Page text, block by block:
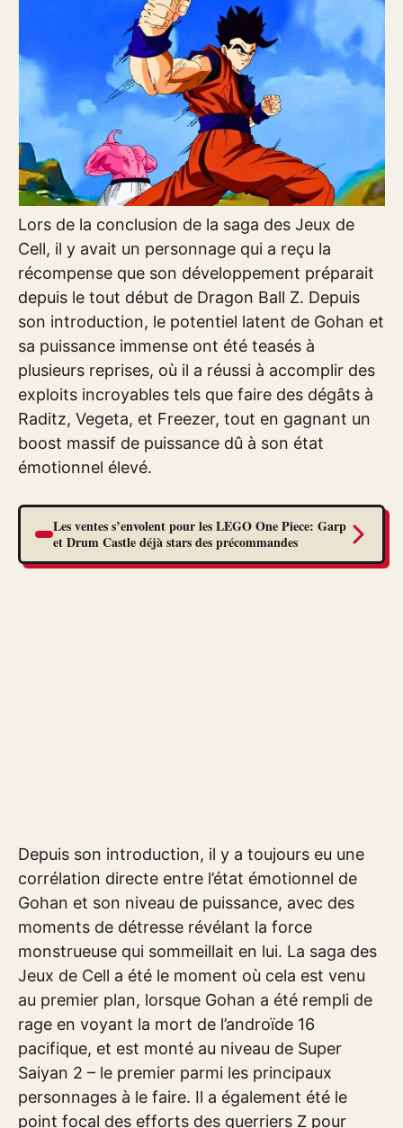
Lors de la conclusion de la saga des Jeux de
Cell, il y avait un personnage qui a reçu la
récompense que son développement préparait
depuis le tout début de Dragon Ball Z. Depuis
son introduction, le potentiel latent de Gohan et
sa puissance immense ont été teasés à
plusieurs reprises, où il a réussi à accomplir des
exploits incroyables tels que faire des dégâts à
Raditz, Vegeta, et Freezer, tout en gagnant un
boost massif de puissance dû à son état
émotionnel élevé.
Les ventes s’envolent pour les LEGO One Piece: Garp
et Drum Castle déjà stars des précommandes
Depuis son introduction, il y a toujours eu une
corrélation directe entre l’état émotionnel de
Gohan et son niveau de puissance, avec des
moments de détresse révélant la force
monstrueuse qui sommeillait en lui. La saga des
Jeux de Cell a été le moment où cela est venu
au premier plan, lorsque Gohan a été rempli de
rage en voyant la mort de l’androïde 16
pacifique, et est monté au niveau de Super
Saiyan 2 – le premier parmi les principaux
personnages à le faire. Il a également été le
point focal des efforts des guerriers Z pour